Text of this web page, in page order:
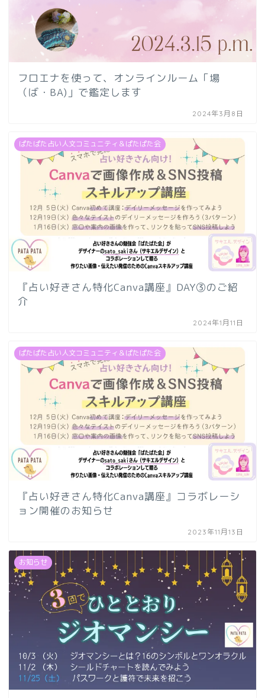
フロエナを使って、オンラインルーム「場
（ば・BA)」で鑑定します
2024年3月8日
ぱたぱた占い人文コミュニティ＆ぱたぱた会
『占い好きさん特化Canva講座』DAY③のご紹
介
2024年1月11日
ぱたぱた占い人文コミュニティ＆ぱたぱた会
『占い好きさん特化Canva講座』コラボレーシ
ョン開催のお知らせ
2023年11月13日
お知らせ